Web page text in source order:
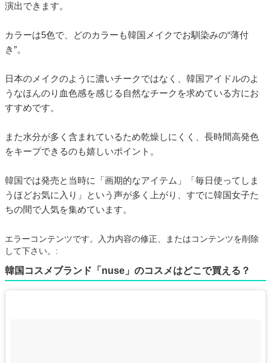
演出できます。
カラーは5色で、どのカラーも韓国メイクでお馴染みの“薄付
き”。
日本のメイクのように濃いチークではなく、韓国アイドルのよ
うなほんのり血色感を感じる自然なチークを求めている方にお
すすめです。
また水分が多く含まれているため乾燥しにくく、長時間高発色
をキープできるのも嬉しいポイント。
韓国では発売と当時に「画期的なアイテム」「毎日使ってしま
うほどお気に入り」という声が多く上がり、すでに韓国女子た
ちの間で人気を集めています。
エラーコンテンツです。入力内容の修正、またはコンテンツを削除
して下さい。:
韓国コスメブランド「nuse」のコスメはどこで買える？